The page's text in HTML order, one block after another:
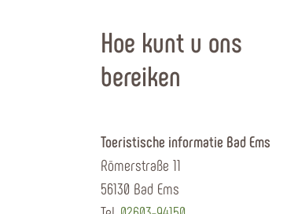
Hoe kunt u ons
bereiken
Toeristische informatie Bad Ems
Römerstraße 11
56130 Bad Ems